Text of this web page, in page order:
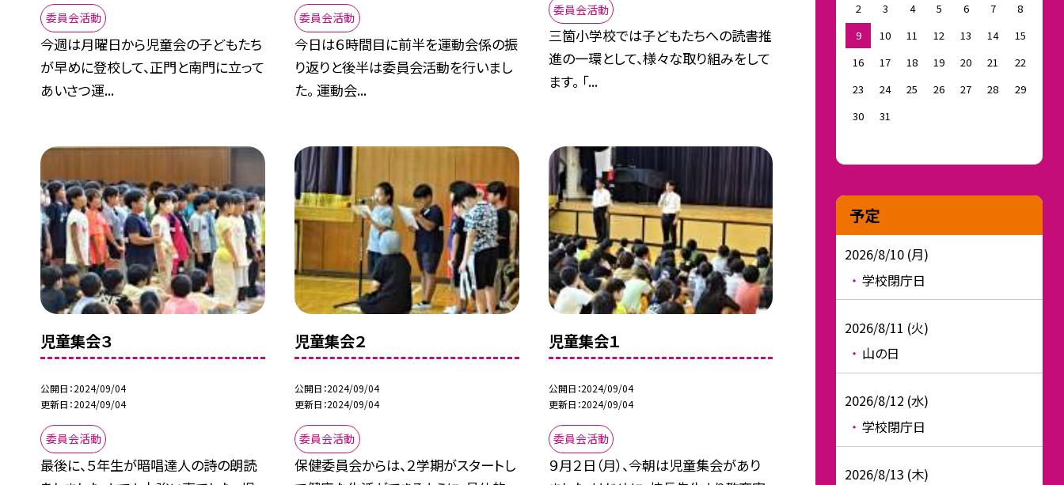
委員会活動
今週は月曜日から児童会の子どもたち
が早めに登校して、正門と南門に立って
あいさつ運...
委員会活動
今日は６時間目に前半を運動会係の振
り返りと後半は委員会活動を行いまし
た。 運動会...
委員会活動
三箇小学校では子どもたちへの読書推
進の一環として、様々な取り組みをして
ます。 「...
児童集会３
公開日 2024/09/04
更新日 2024/09/04
委員会活動
最後に、５年生が暗唱達人の詩の朗読
児童集会２
公開日 2024/09/04
更新日 2024/09/04
委員会活動
保健委員会からは、２学期がスタートし
児童集会１
公開日 2024/09/04
更新日 2024/09/04
委員会活動
９月２日（月）、今朝は児童集会があり
2
3 4 5 6 7
8
9
10 11 12 13 14
15
16
17 18 19 20 21
22
23
24 25 26 27 28
29
30
31
予定
2026/8/10 (月)
学校閉庁日
2026/8/11 (火)
山の日
2026/8/12 (水)
学校閉庁日
2026/8/13 (木)